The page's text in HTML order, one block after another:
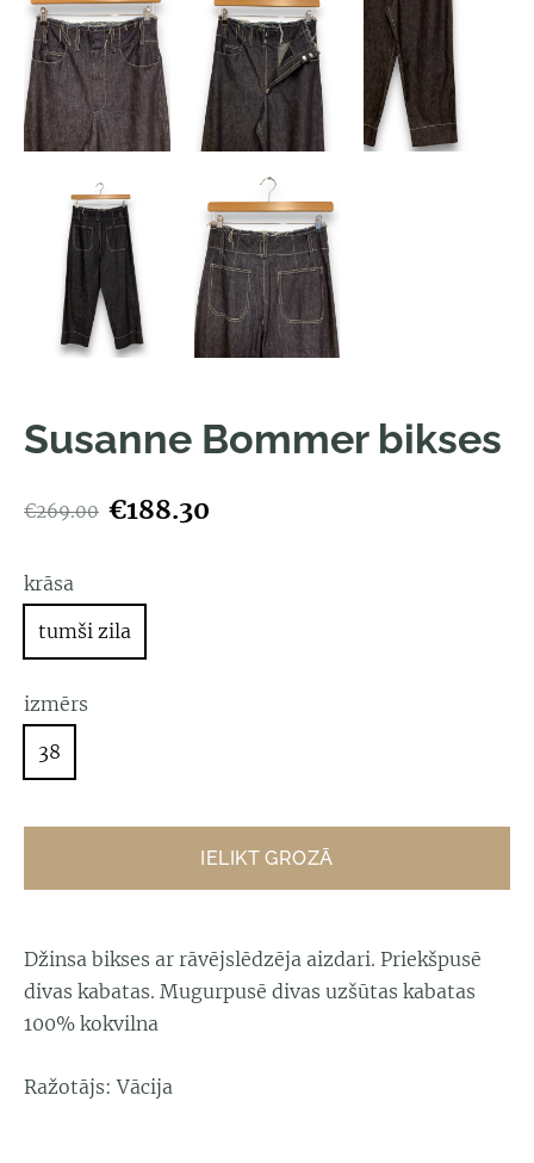
Susanne Bommer bikses
€269.00 €188.30
krāsa
tumši zila
izmērs
38
IELIKT GROZĀ
Džinsa bikses ar rāvējslēdzēja aizdari. Priekšpusē
divas kabatas. Mugurpusē divas uzšūtas kabatas
100% kokvilna
Ražotājs: Vācija